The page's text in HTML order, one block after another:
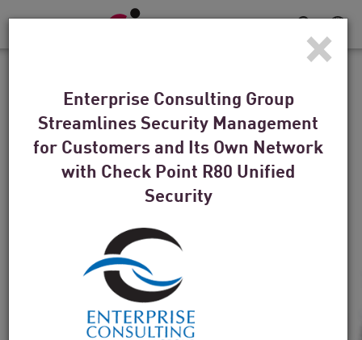
×
Enterprise Consulting Group
Streamlines Security Management
for Customers and Its Own Network
with Check Point R80 Unified
Security
덴버 브롱코스에게 수비는
승리 전략입니다.
“기술은 무엇보다도 중요하지만 사람도 중요합니
다. 체크포인트가 앞장선 또 다른 영역이 바로 이
지금 읽기 비디오 시청하기